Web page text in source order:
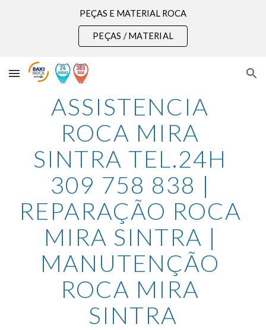
Skip to main content
PEÇAS E MATERIAL ROCA
PEÇAS / MATERIAL
ASSISTENCIA
ROCA MIRA
SINTRA TEL.24H
309 758 838 |
REPARAÇÃO ROCA
MIRA SINTRA |
MANUTENÇÃO
ROCA MIRA
SINTRA